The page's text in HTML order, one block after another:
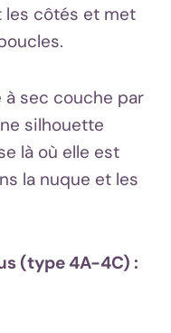
les côtés et met
à sec couche par
silhouette
là où elle est
la nuque et les
(type 4A-4C) :